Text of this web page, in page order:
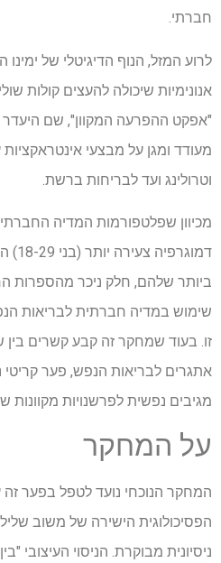
חברתי.
לרוע המזל, הנוף הדיגיטלי של
אנונימיות שיכולה להעצים קולות
"אפקט ההפרעה המקוון", שם היעדר
מעודד ומגן על מבצעי
וטרולינג ועד לבריחות ברשת.
מכיוון שפלטפורמות המדיה
ביותר שלהם, חלק ניכר מהספרות
שימוש במדיה חברתית לבריאות
זו. בעוד שמחקר זה קבע קשרים
אתגרים לבריאות הנפש, פער קריטי
מגיבים נפשית לפרשנויות מקוונות
על המחקר
המחקר הנוכחי נועד לטפל בפער
הפסיכולוגית הישירה של משוב
ניסיונית מבוקרת. הניסוי העיצובי